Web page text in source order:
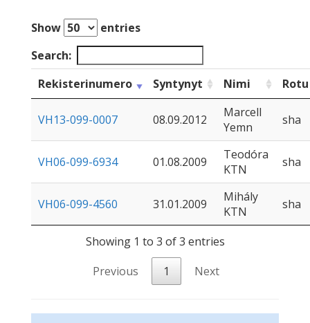
Show
entries
Search:
Rekisterinumero
Syntynyt Nimi Rotu
VH13-099-0007 08.09.2012
Marcell
Yemn
sha
VH06-099-6934 01.08.2009
Teodóra
KTN
sha
VH06-099-4560 31.01.2009
Mihály
KTN
sha
Showing 1 to 3 of 3 entries
Previous
1 Next